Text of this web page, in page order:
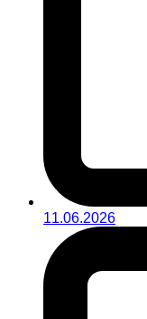
11.06.2026